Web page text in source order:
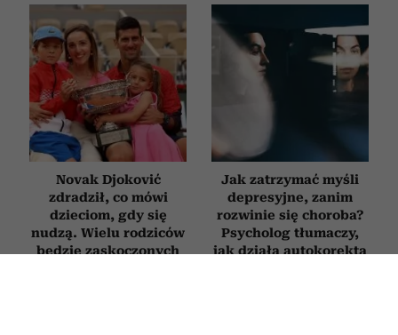
Novak Djoković
zdradził, co mówi
dzieciom, gdy się
nudzą. Wielu rodziców
będzie zaskoczonych
Jak zatrzymać myśli
depresyjne, zanim
rozwinie się choroba?
Psycholog tłumaczy,
jak działa autokorekta